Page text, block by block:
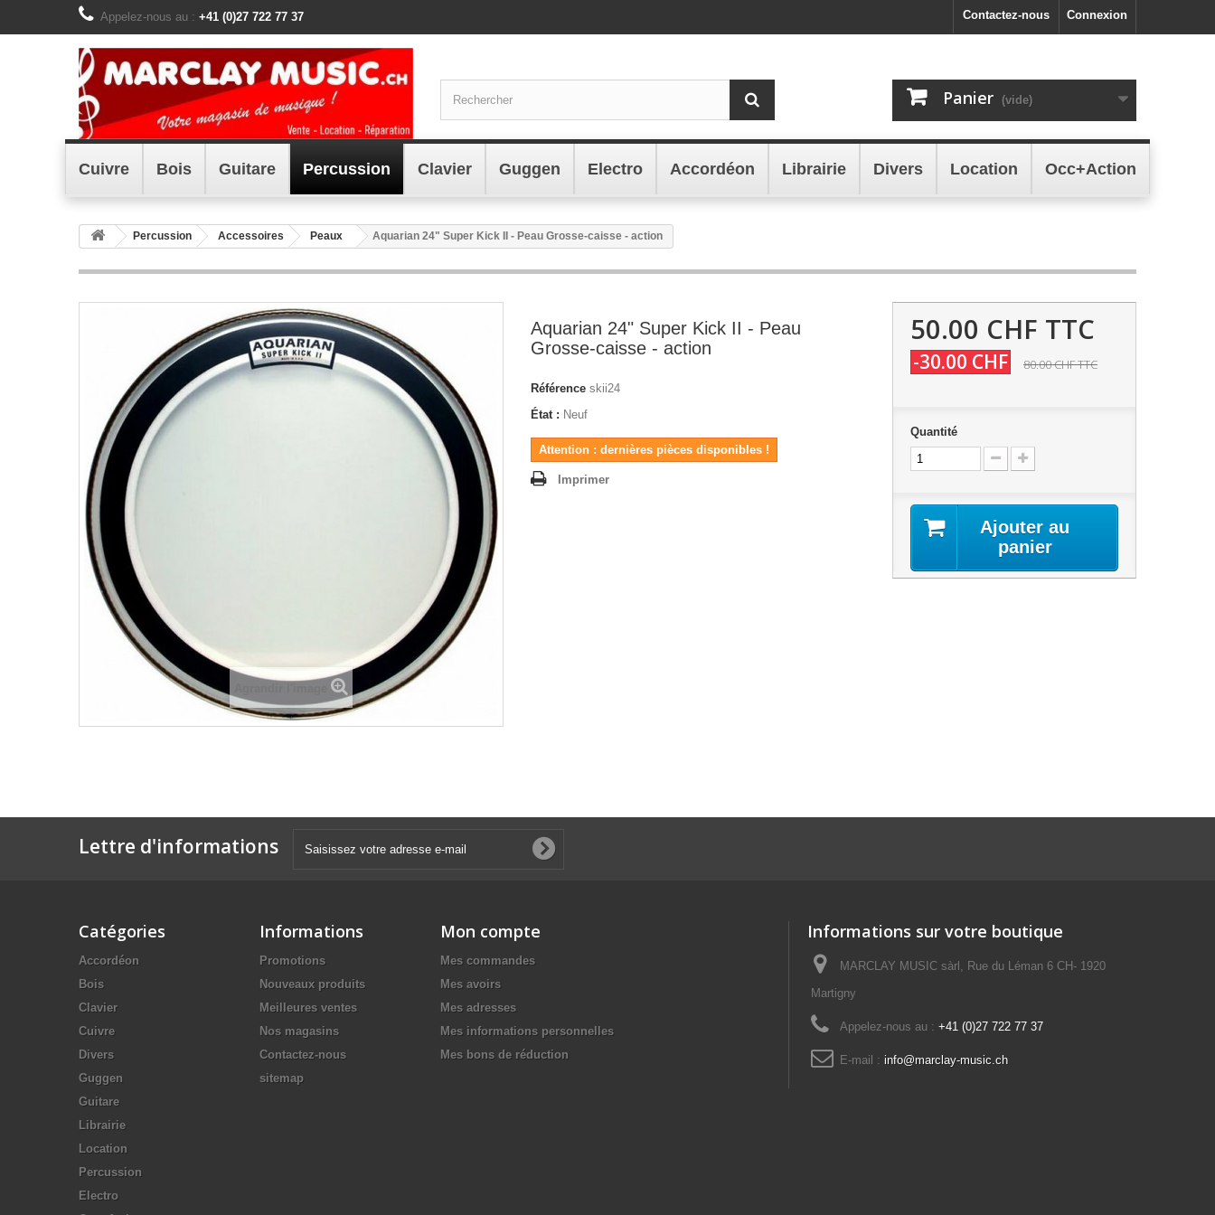
Connexion
Contactez-nous
Appelez-nous au : +41 (0)27 722 77 37
Panier (vide)
Cuivre Bois Guitare Percussion Clavier Guggen Electro Accordéon Librairie Divers Location Occ+Action
Percussion Accessoires Peaux Aquarian 24" Super Kick II - Peau Grosse-caisse - action
Aquarian 24" Super Kick II - Peau
Grosse-caisse - action
Référence skii24
État : Neuf
Attention : dernières pièces disponibles !
Imprimer
50.00 CHF TTC
-30.00 CHF 80.00 CHFTTC
Quantité
Ajouter au
panier
Lettre d'informations
Catégories
Accordéon
Bois
Clavier
Cuivre
Divers
Guggen
Guitare
Librairie
Location
Percussion
Electro
Informations
Promotions
Nouveaux produits
Meilleures ventes
Nos magasins
Contactez-nous
sitemap
Mon compte
Mes commandes
Mes avoirs
Mes adresses
Mes informations personnelles
Mes bons de réduction
Informations sur votre boutique
MARCLAY MUSIC sàrl, Rue du Léman 6 CH- 1920
Martigny
Appelez-nous au : +41 (0)27 722 77 37
E-mail : info@marclay-music.ch